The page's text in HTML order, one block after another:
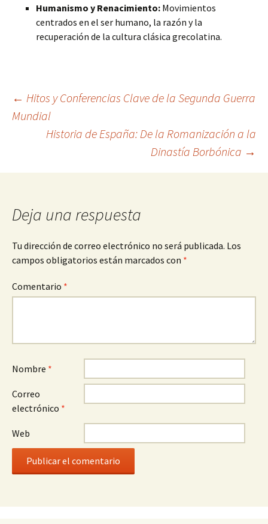
Humanismo y Renacimiento: Movimientos
centrados en el ser humano, la razón y la
recuperación de la cultura clásica grecolatina.
Navegación
entradas
← Hitos y Conferencias Clave de la Segunda Guerra
Mundial
Historia de España: De la Romanización a la
Dinastía Borbónica →
Deja una respuesta
Tu dirección de correo electrónico no será publicada. Los
campos obligatorios están marcados con *
Comentario *
Nombre *
Correo
electrónico *
Web